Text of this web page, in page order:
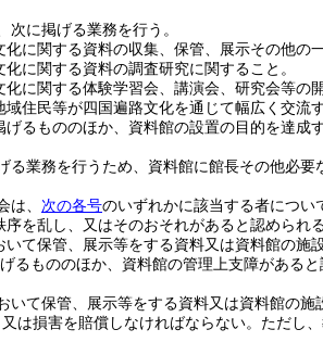
次に掲げる業務を行う。
化に関する資料の収集、保管、展示その他の
化に関する資料の調査研究に関すること。
化に関する体験学習会、講演会、研究会等の
域住民等が四国遍路文化を通じて幅広く交流
げるもののほか、資料館の設置の目的を達成
る業務を行うため、資料館に館長その他必要
は、 次の各号のいずれかに該当する者につい
序を乱し、又はそのおそれがあると認められ
いて保管、展示等をする資料又は資料館の
るもののほか、資料館の管理上支障がある
いて保管、展示等をする資料又は資料館の
は損害を賠償しなければならない。 ただし